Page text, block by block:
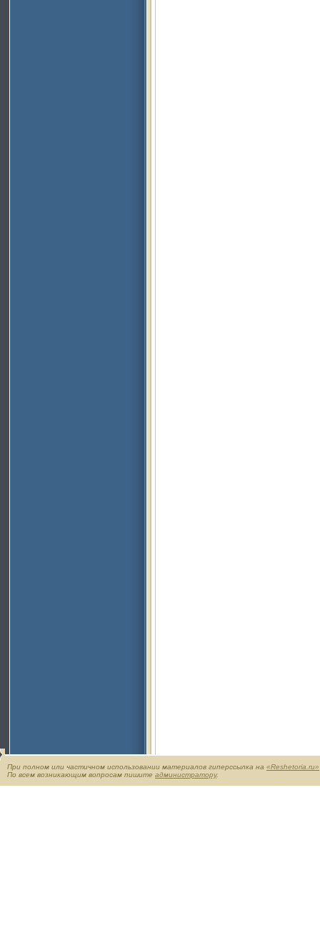
При полном или частичном использовании материалов гиперссылка на «Reshetoria.ru»
По всем возникающим вопросам пишите администратору.